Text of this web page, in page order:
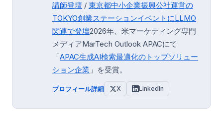
講師登壇 / 東京都中小企業振興公社運営の
TOKYO創業ステーションイベントにLLMO
関連で登壇2026年、米マーケティング専門
メディアMarTech Outlook APACにて
「APAC生成AI検索最適化のトップソリュー
ション企業 」を受賞。
プロフィール詳細 X LinkedIn